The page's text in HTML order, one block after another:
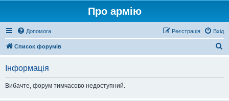
Про армію
Допомога Вхід
Реєстрація
Список форумів
Інформація
Вибачте, форум тимчасово недоступний.